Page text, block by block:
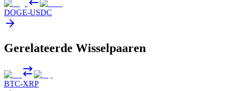
DOGE-USDC
Gerelateerde Wisselpaaren
BTC-XRP